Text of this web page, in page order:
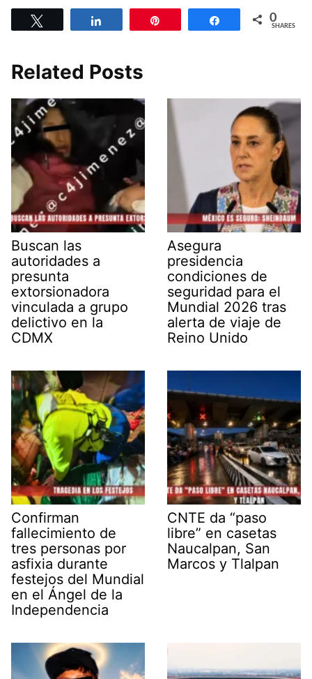
Share 0
SHARES
Related Posts
Buscan las
autoridades a
presunta
extorsionadora
vinculada a grupo
delictivo en la
CDMX
Asegura
presidencia
condiciones de
seguridad para el
Mundial 2026 tras
alerta de viaje de
Reino Unido
Confirman
fallecimiento de
tres personas por
asfixia durante
festejos del Mundial
en el Ángel de la
Independencia
CNTE da “paso
libre” en casetas
Naucalpan, San
Marcos y Tlalpan